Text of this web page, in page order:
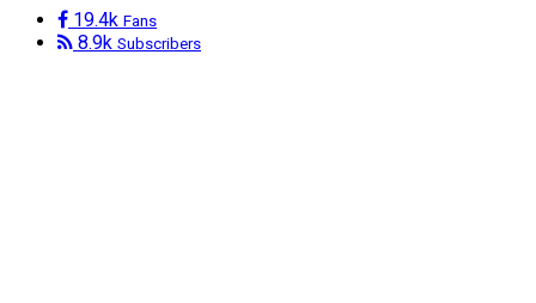
19.4k Fans
8.9k Subscribers